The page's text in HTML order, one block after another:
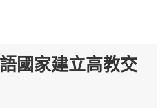
國家建立高教交